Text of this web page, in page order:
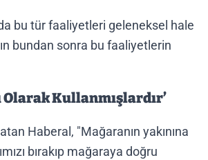
bu tür faaliyetleri geleneksel hale
bundan sonra bu faaliyetlerin
Olarak Kullanmışlardır’
Haberal, "Mağaranın yakınına
bırakıp mağaraya doğru